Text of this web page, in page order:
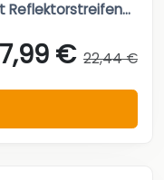
Reflektorstreifen...
€ 22,44 €